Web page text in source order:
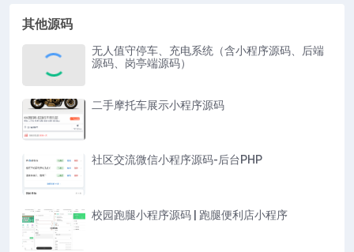
其他源码
无人值守停车、充电系统（含小程序源码、后端
源码、岗亭端源码）
二手摩托车展示小程序源码
社区交流微信小程序源码-后台PHP
校园跑腿小程序源码 | 跑腿便利店小程序